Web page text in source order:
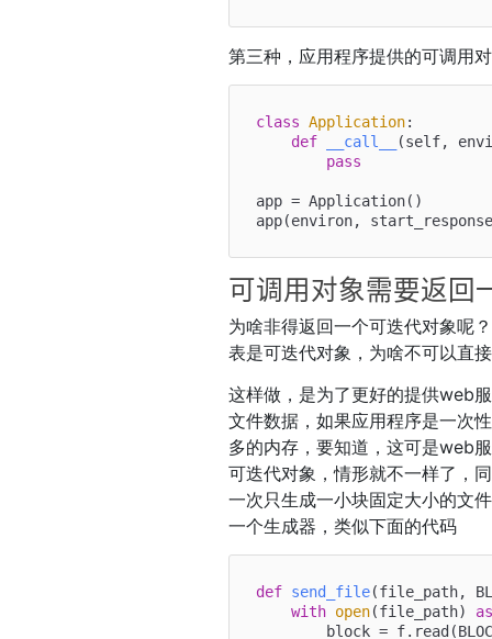
第三种，应用程序提供的可调用
class Application:
def
__call__ (self,
pass
app = Application()
app(environ,
可调用对象需要返回
为啥非得返回一个可迭代对象呢
表是可迭代对象，为啥不可以直
这样做，是为了更好的提供web
文件数据，如果应用程序是一次
多的内存，要知道，这可是web
可迭代对象，情形就不一样了，
一次只生成一小块固定大小的文
一个生成器，类似下面的代码
def send_file(file_path,
with open(file_path)